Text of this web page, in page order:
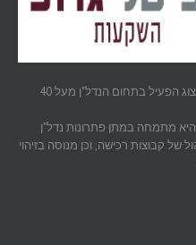
קפיטל גרופ הוקמה ב-2001 על ידי דן הרצוג הפעיל בתחום הנדל"ן מעל 40
מתמחה במתן פתרונות נדל"ן
של קבוצות רכישה, וכן מנוסה בזיהוי